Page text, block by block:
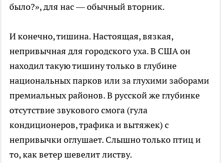
было?», для нас — обычный вторник.
И конечно, тишина. Настоящая, вязкая,
непривычная для городского уха. В США он
находил такую тишину только в глубине
национальных парков или за глухими заборами
премиальных районов. В русской же глубинке
отсутствие звукового смога (гула
кондиционеров, трафика и вытяжек) с
непривычки оглушает. Слышно только птиц и
то, как ветер шевелит листву.